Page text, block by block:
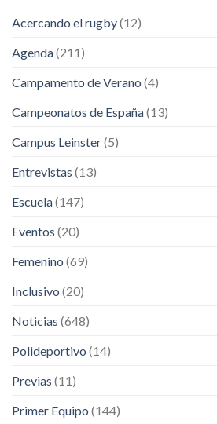
Acercando el rugby(12)
Agenda(211)
Campamento de Verano (4)
Campeonatos de España(13)
Campus Leinster(5)
Entrevistas (13)
Escuela(147)
Eventos (20)
Femenino (69)
Inclusivo (20)
Noticias (648)
Polideportivo (14)
Previas (11)
Primer Equipo (144)